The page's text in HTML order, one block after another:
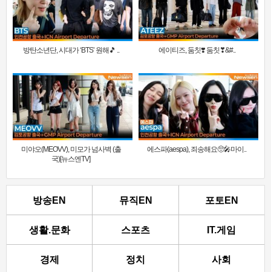
방탄소년단, 시대가 ‘BTS’ 원해🎵 .. 에이티즈, 둠칫❣️ 둠칫❣&#..
미야오(MEOVV), 미모가 넘사벽 (출
국)[뉴스엔TV]
에스파(aespa), 죄송해요🥺🎤마이..
방송EN 뮤직EN 포토EN
생활.문화 스포츠 IT.게임
경제 정치 사회